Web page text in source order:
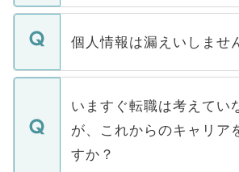
ません。
■応募殺到を避けるため 人
関を公にしてしまうと、応
に、医療機関が求める条件
みを人材紹介会社に依頼す
ています。
転職・入職を強要すること
ん。また、仮に応募先から
定を承諾する必要はありま
の辞退の連絡はキャリアパ
個人情報は漏えいしませ
個人情報が漏えいすること
で、ご安心ください。当サ
などで収集したご登録者様
ご本人のキャリアアップお
支援を目的に使用いたしま
いますぐ転職は考えてい
が、これからのキャリア
すか？